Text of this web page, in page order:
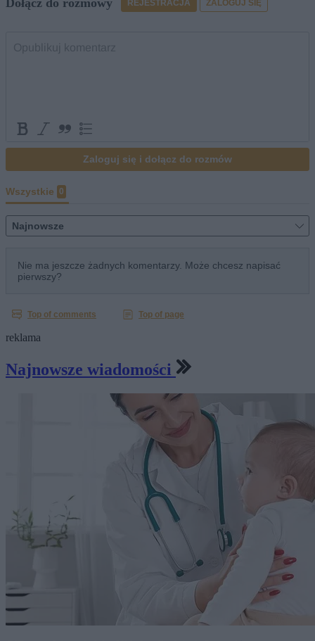
reklama
Najnowsze wiadomości